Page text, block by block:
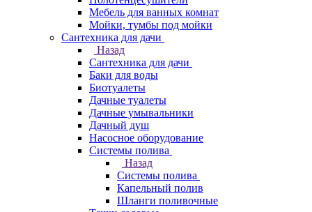
Мебель для ванных комнат
Мойки, тумбы под мойки
Сантехника для дачи
Назад
Сантехника для дачи
Баки для воды
Биотуалеты
Дачные туалеты
Дачные умывальники
Дачный душ
Насосное оборудование
Системы полива
Назад
Системы полива
Капельный полив
Шланги поливочные